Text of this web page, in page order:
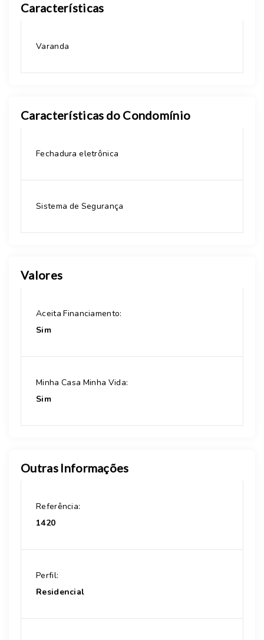
Características
Varanda
Características do Condomínio
Fechadura eletrônica
Sistema de Segurança
Valores
Aceita Financiamento:
Sim
Minha Casa Minha Vida:
Sim
Outras Informações
Referência:
1420
Perfil:
Residencial